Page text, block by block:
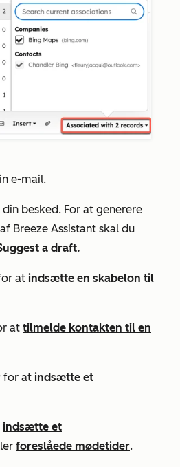
e-mail.
besked. For at generere
Breeze Assistant skal du
a draft.
at indsætte en skabelon til
at tilmelde kontakten til en
for at indsætte et
indsætte et
foreslåede mødetider.